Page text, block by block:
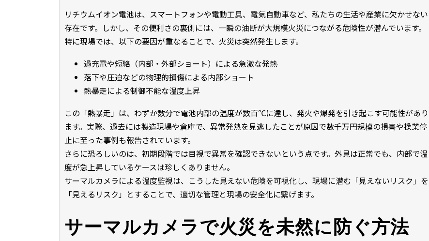
リチウムイオン電池は、スマートフォンや電動工具、電気自動車など、私たちの生活や産業に欠かせない
存在です。しかし、その便利さの裏側には、一瞬の油断が大規模火災につながる危険性が潜んでいます。
特に現場では、以下の要因が重なることで、火災は突然発生します。
過充電や短絡（内部・外部ショート）による急激な発熱
落下や圧迫などの物理的損傷による内部ショート
熱暴走による制御不能な温度上昇
この「熱暴走」は、わずか数分で電池内部の温度が数百℃に達し、発火や爆発を引き起こす可能性があり
ます。実際、過去には製造現場や倉庫で、異常発熱を見逃したことが原因で数千万円規模の損害や操業停
止に至った事例も報告されています。
さらに恐ろしいのは、初期段階では目視で異常を確認できないという点です。外見は正常でも、内部で温
度が急上昇しているケースは珍しくありません。
サーマルカメラによる温度監視は、こうした見えない危険を可視化し、現場に潜む「見えないリスク」を
「見えるリスク」とすることで、適切な管理と現場の安全化に繋げます。
サーマルカメラで火災を未然に防ぐ方法